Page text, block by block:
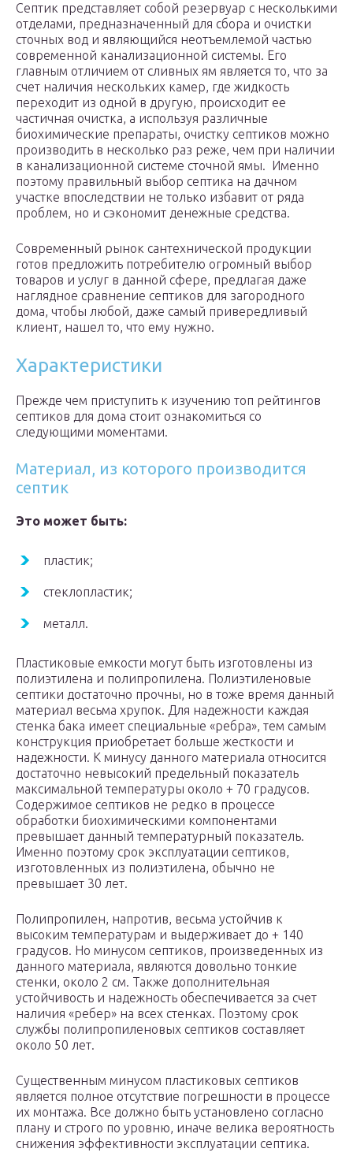
Септик представляет собой резервуар с несколькими
отделами, предназначенный для сбора и очистки
сточных вод и являющийся неотъемлемой частью
современной канализационной системы. Его
главным отличием от сливных ям является то, что за
счет наличия нескольких камер, где жидкость
переходит из одной в другую, происходит ее
частичная очистка, а используя различные
биохимические препараты, очистку септиков можно
производить в несколько раз реже, чем при наличии
в канализационной системе сточной ямы. Именно
поэтому правильный выбор септика на дачном
участке впоследствии не только избавит от ряда
проблем, но и сэкономит денежные средства.
Современный рынок сантехнической продукции
готов предложить потребителю огромный выбор
товаров и услуг в данной сфере, предлагая даже
наглядное сравнение септиков для загородного
дома, чтобы любой, даже самый привередливый
клиент, нашел то, что ему нужно.
Характеристики
Прежде чем приступить к изучению топ рейтингов
септиков для дома стоит ознакомиться со
следующими моментами.
Материал, из которого производится
септик
Это может быть:
пластик;
стеклопластик;
металл.
Пластиковые емкости могут быть изготовлены из
полиэтилена и полипропилена. Полиэтиленовые
септики достаточно прочны, но в тоже время данный
материал весьма хрупок. Для надежности каждая
стенка бака имеет специальные «ребра», тем самым
конструкция приобретает больше жесткости и
надежности. К минусу данного материала относится
достаточно невысокий предельный показатель
максимальной температуры около + 70 градусов.
Содержимое септиков не редко в процессе
обработки биохимическими компонентами
превышает данный температурный показатель.
Именно поэтому срок эксплуатации септиков,
изготовленных из полиэтилена, обычно не
превышает 30 лет.
Полипропилен, напротив, весьма устойчив к
высоким температурам и выдерживает до + 140
градусов. Но минусом септиков, произведенных из
данного материала, являются довольно тонкие
стенки, около 2 см. Также дополнительная
устойчивость и надежность обеспечивается за счет
наличия «ребер» на всех стенках. Поэтому срок
службы полипропиленовых септиков составляет
около 50 лет.
Существенным минусом пластиковых септиков
является полное отсутствие погрешности в процессе
их монтажа. Все должно быть установлено согласно
плану и строго по уровню, иначе велика вероятность
снижения эффективности эксплуатации септика.